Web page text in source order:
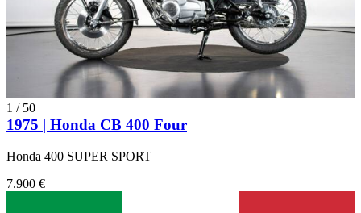
1 / 50
1975 | Honda CB 400 Four
Honda 400 SUPER SPORT
7.900 €